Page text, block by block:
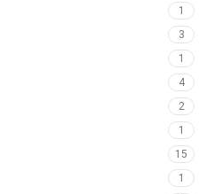
1
3
1
4
2
1
15
1